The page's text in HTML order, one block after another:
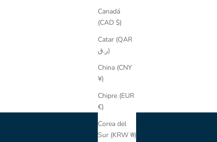
Canadá
(CAD $)
Catar (QAR
ر.ق)
China (CNY
¥)
Chipre (EUR
€)
Corea del
Sur (KRW ₩)